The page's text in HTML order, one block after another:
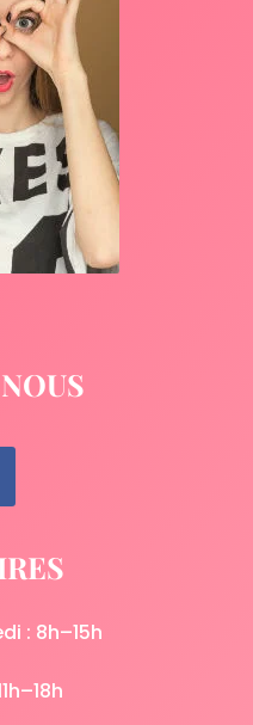
: 8h–15h